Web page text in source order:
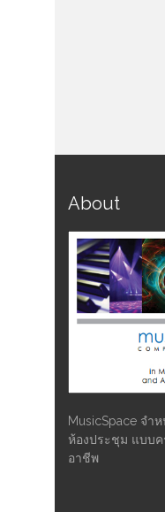
About
MusicSpace จำ
ห้องประชุม แบบ
อาชีพ